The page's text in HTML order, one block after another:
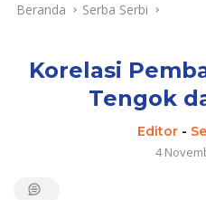
Beranda Serba Serbi
Korelasi
Tengok
Editor -
4